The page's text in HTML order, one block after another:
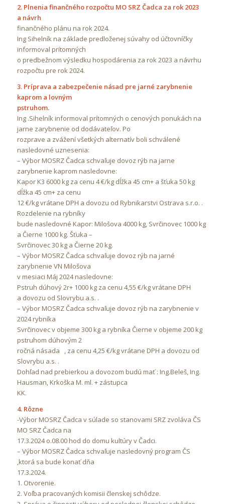
2. Plnenia finančného rozpočtu MO SRZ Čadca za rok 2023
a návrh
finančného plánu na rok 2024.
Ing Sihelník na základe predloženej súvahy od účtovníčky
informoval prítomných
o predbežnom výsledku hospodárenia za rok 2023 a návrhu
rozpočtu pre rok 2024.
3. Príprava a zabezpečenie násad pre jarné zarybnenie
kaprom a lovným
pstruhom.
Ing .Sihelník informoval prítomných o cenových ponukách na
jarne zarybnenie od dodávateľov. Po
rozprave a zvážení všetkých alternatív boli schválené
nasledovné uznesenia:
– Výbor MOSRZ Čadca schvaľuje dovoz rýb na jarne
zarybnenie kaprom nasledovne:
Kapor K3 6000 kg za cenu 4 €/kg dĺžka 45 cm+ a šťuka 50 kg
dĺžka 45 cm+ za cenu
12 €/kg vrátane DPH a dovozu od Rybnikarstvi Ostrava s.r.o. .
Rozdelenie na rybníky
bude nasledovné Kapor: Milošova 4000 kg, Svrčinovec 1000 kg
a Čierne 1000 kg. Šťuka –
Svrčinovec 30 kg a Čierne 20 kg.
– Výbor MOSRZ Čadca schvaľuje dovoz rýb na jarné
zarybnenie VN Milošova
v mesiaci Máj 2024 nasledovne:
Pstruh dúhový 2r+ 1000 kg za cenu 4,55 €/kg vrátane DPH
a dovozu od Slovrybu a.s. .
– Výbor MOSRZ Čadca schvaľuje dovoz rýb na zarybnenie v
2024 rybníka
Svrčinovec v objeme 300 kg a rybníka Čierne v objeme 200 kg
pstruhom dúhovým 2
ročná násada , za cenu 4,25 €/kg vrátane DPH a dovozu od
Slovrybu a.s. .
Dohľad nad prebierkou a dovozom budú mať : Ing.Beleš, Ing.
Hausman, Krkoška M. ml. + zástupca
KK.
4. Rôzne
-Výbor MOSRZ Čadca v súlade so stanovami SRZ zvoláva ČS
MO SRZ Čadca na
17.3.2024 o.08.00 hod do domu kultúry v Čadci.
– Výbor MOSRZ Čadca schvaľuje nasledovný program ČS
,ktorá sa bude konať dňa
17.3.2024.
1. Otvorenie.
2. Voľba pracovaných komisii členskej schôdze.